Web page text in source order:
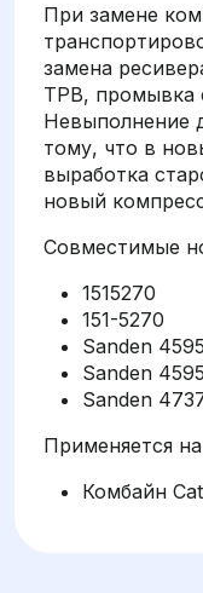
При замене
замена
ТРВ, промывка
Невыполнение
тому, что в
выработка
новый
Совместимые
1515270
151-5270
Sanden
Sanden 4595
Sanden
Применяется
Комбайн